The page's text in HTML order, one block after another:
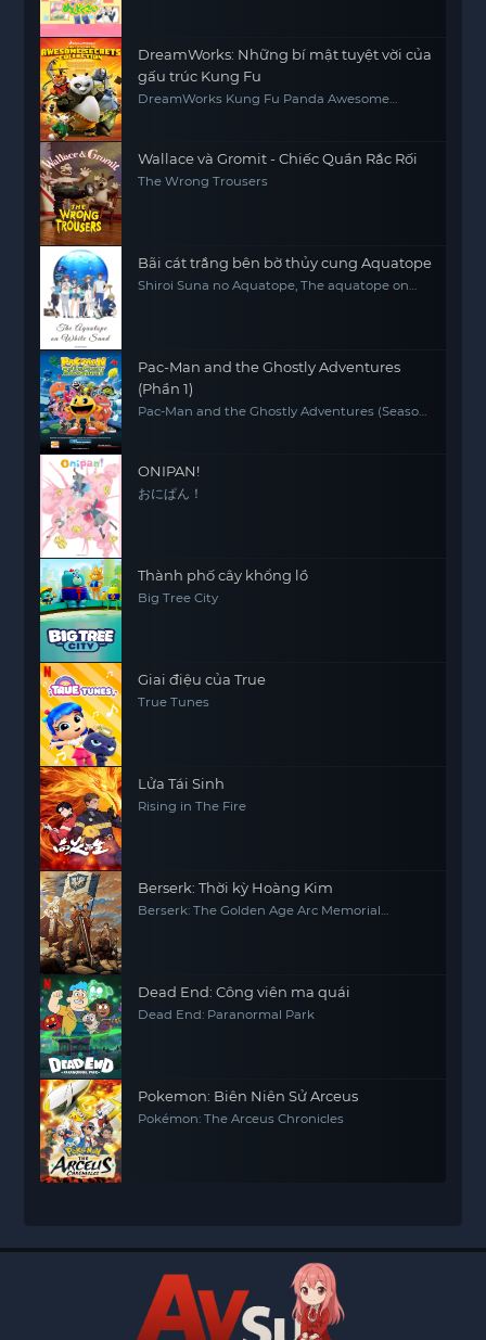
DreamWorks: Những bí mật tuyệt vời của
gấu trúc Kung Fu
DreamWorks Kung Fu Panda Awesome
Wallace và Gromit - Chiếc Quần Rắc Rối
The Wrong Trousers
Bãi cát trắng bên bờ thủy cung Aquatope
Shiroi Suna no Aquatope, The aquatope on
Pac-Man and the Ghostly Adventures
(Phần 1)
Pac-Man and the Ghostly Adventures (Season
ONIPAN!
おにぱん！
Thành phố cây khổng lồ
Big Tree City
Giai điệu của True
True Tunes
Lửa Tái Sinh
Rising in The Fire
Berserk: Thời kỳ Hoàng Kim
Berserk: The Golden Age Arc Memorial
Dead End: Công viên ma quái
Dead End: Paranormal Park
Pokemon: Biên Niên Sử Arceus
Pokémon: The Arceus Chronicles